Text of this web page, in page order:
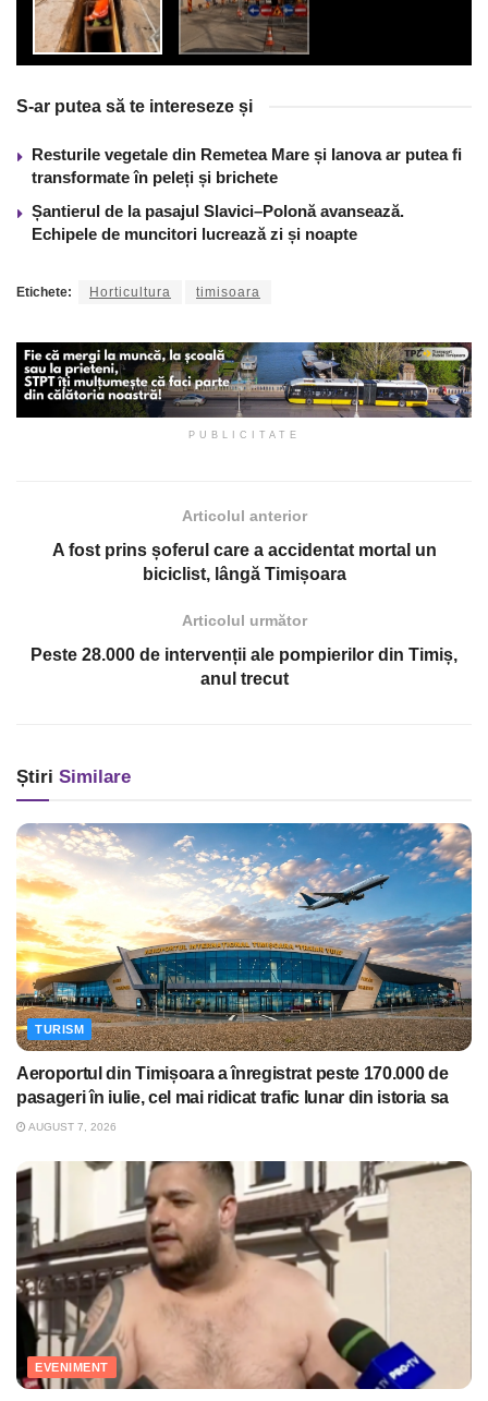
S-ar putea să te intereseze și
Resturile vegetale din Remetea Mare și Ianova ar putea fi
transformate în peleți și brichete
Șantierul de la pasajul Slavici–Polonă avansează.
Echipele de muncitori lucrează zi și noapte
Etichete: Horticultura timisoara
PUBLICITATE
Articolul anterior
A fost prins șoferul care a accidentat mortal un
biciclist, lângă Timișoara
Articolul următor
Peste 28.000 de intervenții ale pompierilor din Timiș,
anul trecut
Știri Similare
TURISM
Aeroportul din Timișoara a înregistrat peste 170.000 de
pasageri în iulie, cel mai ridicat trafic lunar din istoria sa
AUGUST 7, 2026
EVENIMENT